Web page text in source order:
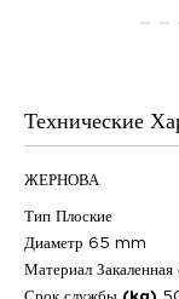
Технические
ЖЕРНОВА
Тип Плоские
Диаметр 65 mm
Материал Закаленная